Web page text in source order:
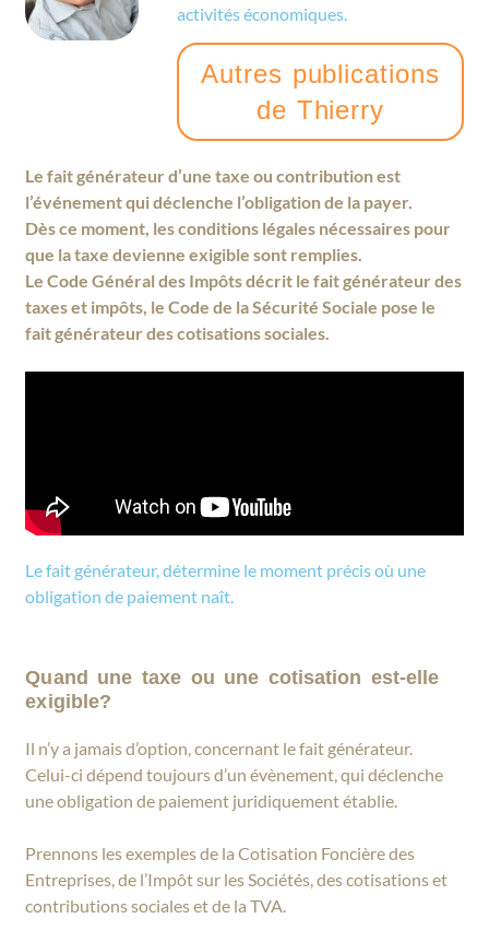
activités économiques.
Autres publications
de Thierry
Le fait générateur d’une taxe ou contribution est
l’événement qui déclenche l’obligation de la payer.
Dès ce moment, les conditions légales nécessaires pour
que la taxe devienne exigible sont remplies.
Le Code Général des Impôts décrit le fait générateur des
taxes et impôts, le Code de la Sécurité Sociale pose le
fait générateur des cotisations sociales.
Le fait générateur, détermine le moment précis où une
obligation de paiement naît.
Quand une taxe ou une cotisation est-elle
exigible?
Il n’y a jamais d’option, concernant le fait générateur.
Celui-ci dépend toujours d’un évènement, qui déclenche
une obligation de paiement juridiquement établie.
Prennons les exemples de la Cotisation Foncière des
Entreprises, de l’Impôt sur les Sociétés, des cotisations et
contributions sociales et de la TVA.